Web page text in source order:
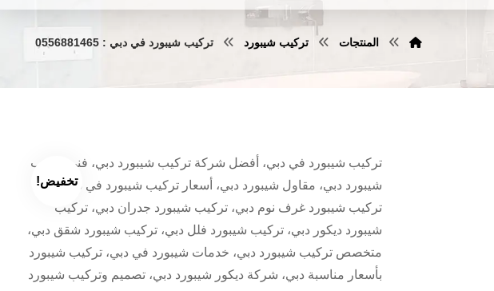
المنتجات تركيب شيبورد تركيب شيبورد في دبي : 0556881465
تخفيض!
تركيب شيبورد في دبي، أفضل شركة تركيب شيبورد دبي، فني تركيب
شيبورد دبي، مقاول شيبورد دبي، أسعار تركيب شيبورد في دبي،
تركيب شيبورد غرف نوم دبي، تركيب شيبورد جدران دبي، تركيب
شيبورد ديكور دبي، تركيب شيبورد فلل دبي، تركيب شيبورد شقق دبي،
متخصص تركيب شيبورد دبي، خدمات شيبورد في دبي، تركيب شيبورد
بأسعار مناسبة دبي، شركة ديكور شيبورد دبي، تصميم وتركيب شيبورد